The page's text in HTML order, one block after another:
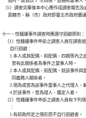
（5）調查完畢後本中心應作成調查報告
直轄市、縣（市）政府即臺北市政府審
十一、性騷擾事件調查時應遵守迴避原則：
（1）性騷擾事件申訴之調查人員在調查
        自行迴避︰
1.本人或其配偶、前配偶、四親等內
          曾有此關係者為事件之當事人時。
2.本人或其配偶、前配偶，就該事件
          同義務人關係者。
3.現為或曾為該事件當事人之代理人、
        4.於該事件，曾為證人、鑑定人者。
（2）性騷擾事件申訴之調查人員有下列
        ︰
        1.有前款所定之情形而不自行迴避者。